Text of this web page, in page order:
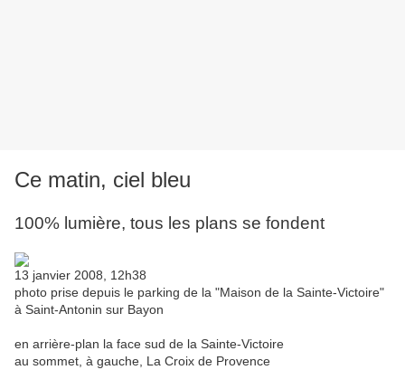
Ce matin, ciel bleu
100% lumière, tous les plans se fondent
13 janvier 2008, 12h38
photo prise depuis le parking de la "Maison de la Sainte-Victoire"
à Saint-Antonin sur Bayon
en arrière-plan la face sud de la Sainte-Victoire
au sommet, à gauche, La Croix de Provence